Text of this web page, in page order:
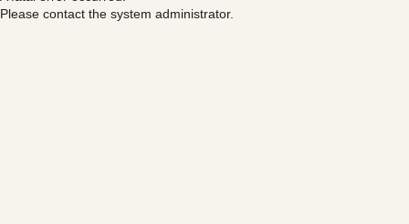
Please contact the system administrator.